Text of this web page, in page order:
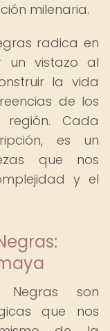
milenaria.
radica en
un vistazo al
la vida
de los
Cada
es un
que nos
y el
son
que nos